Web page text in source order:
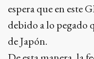
espera que en este
debido a lo pegado
de Japón.